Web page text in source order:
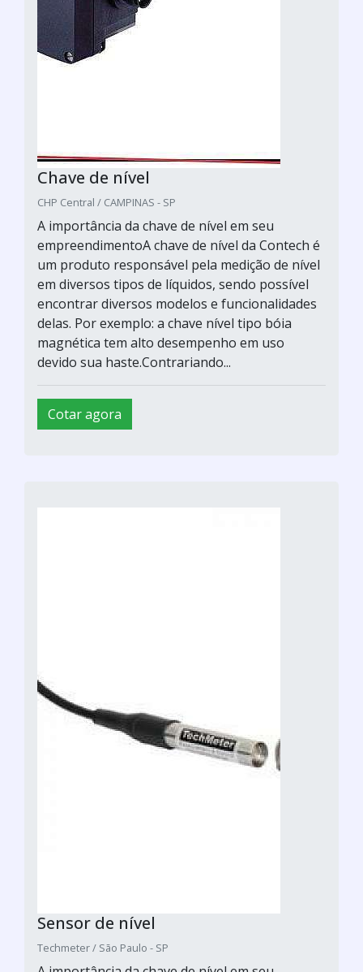
Chave de nível
CHP Central / CAMPINAS - SP
A importância da chave de nível em seu
empreendimentoA chave de nível da Contech é
um produto responsável pela medição de nível
em diversos tipos de líquidos, sendo possível
encontrar diversos modelos e funcionalidades
delas. Por exemplo: a chave nível tipo bóia
magnética tem alto desempenho em uso
devido sua haste.Contrariando...
Cotar agora
Sensor de nível
Techmeter / São Paulo - SP